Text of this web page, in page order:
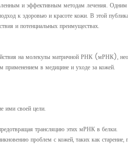
и эффективным методам лечения. Одним
к здоровью и красоте кожи. В этой
и потенциальных преимуществах.
на молекулы матричной РНК (мРНК),
применением в медицине и уходе за кожей.
ими своей цели.
трансляцию этих мРНК в белки.
проблем с кожей, таких как старение,